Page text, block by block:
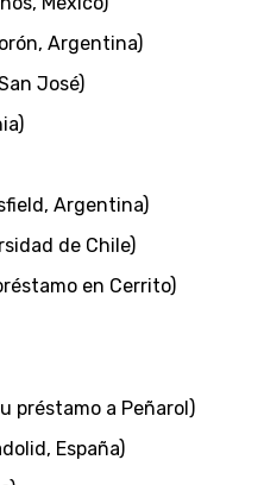
Argentina)
José)
Argentina)
de Chile)
en Cerrito)
préstamo a Peñarol)
España)